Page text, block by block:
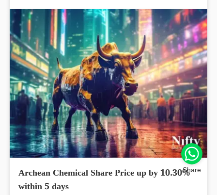
Archean Chemical Share Price up by 10.30%
within 5 days
Share